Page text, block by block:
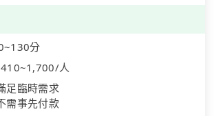
分
人
足臨時需求
需事先付款